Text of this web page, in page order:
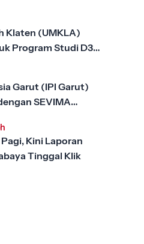
Klaten (UMKLA)
Program Studi D3
Platform
Garut (IPI Garut)
SEVIMA
Kini Laporan
Tinggal Klik